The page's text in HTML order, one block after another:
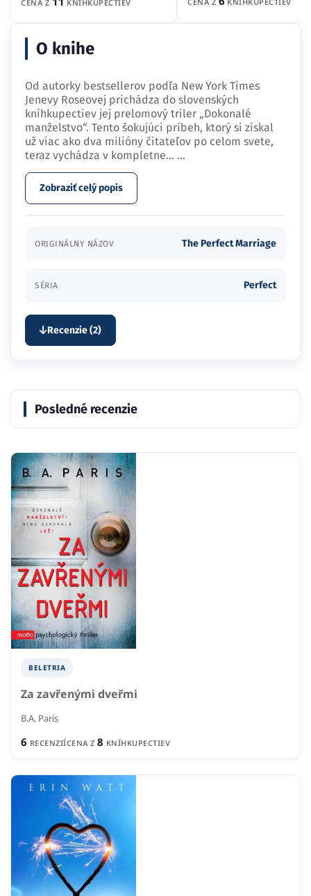
CENA Z
KNÍHKUPECTIEV
O knihe
Od autorky bestsellerov podľa New York Times
Jenevy Roseovej prichádza do slovenských
kníhkupectiev jej prelomový triler „Dokonalé
manželstvo“. Tento šokujúci príbeh, ktorý si získal
už viac ako dva milióny čitateľov po celom svete,
teraz vychádza v kompletne… ...
Zobraziť celý popis
ORIGINÁLNY NÁZOV The Perfect Marriage
SÉRIA Perfect
Recenzie (2)
Posledné recenzie
BELETRIA
Za zavřenými dveřmi
B.A. Paris
6 RECENZIÍCENA Z 8 KNÍHKUPECTIEV